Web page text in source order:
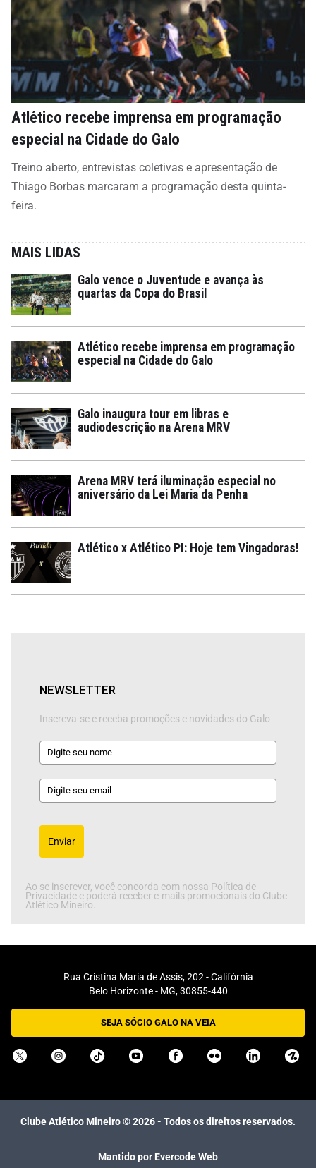
Atlético recebe imprensa em programação
especial na Cidade do Galo
Treino aberto, entrevistas coletivas e apresentação de
Thiago Borbas marcaram a programação desta quinta-
feira.
MAIS LIDAS
Galo vence o Juventude e avança às
quartas da Copa do Brasil
Atlético recebe imprensa em programação
especial na Cidade do Galo
Galo inaugura tour em libras e
audiodescrição na Arena MRV
Arena MRV terá iluminação especial no
aniversário da Lei Maria da Penha
Atlético x Atlético PI: Hoje tem Vingadoras!
NEWSLETTER
Inscreva-se e receba promoções e novidades do Galo
Enviar
Ao se inscrever, você concorda com nossa Política de
Privacidade e poderá receber e-mails promocionais do Clube
Atlético Mineiro.
Rua Cristina Maria de Assis, 202 - Califórnia
Belo Horizonte - MG, 30855-440
SEJA SÓCIO GALO NA VEIA
Clube Atlético Mineiro ©2026- Todos os direitos reservados.
Mantido por Evercode Web